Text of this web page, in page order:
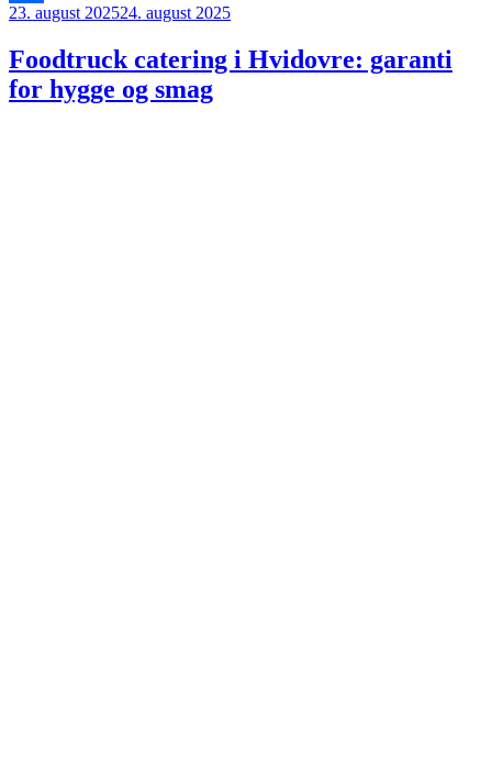
Share
Udgivet
23. august 202524. august 2025
Foodtruck catering i Hvidovre: garanti
for hygge og smag